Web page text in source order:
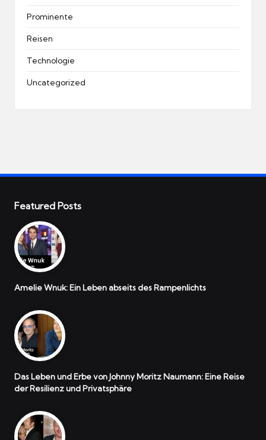
Prominente
Reisen
Technologie
Uncategorized
Featured Posts
Amelie Wnuk: Ein Leben abseits des Rampenlichts
Das Leben und Erbe von Johnny Moritz Naumann: Eine Reise
der Resilienz und Privatsphäre